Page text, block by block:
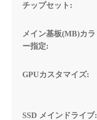
チップセット:
メイン基板(MB)カラ
ー指定:
GPUカスタマイズ:
SSD メインドライブ: